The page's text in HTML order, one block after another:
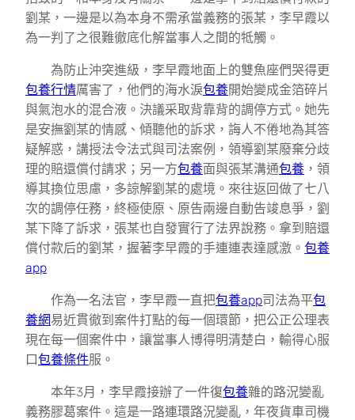
劉某，一邊是以為本身不需承當義務的張某，李早霞以
為一判了之很難徹底化解當事人之間的牴觸。
為防止沖突進級，李早霞地面上的雙魚座們哭得更
包養行情厲害了，他們的海水淚包養開始變成金箔碎片
與氣泡水的混合液。決議采取背靠背的調停方式。她先
是安撫劉某的情感、傾聽他的訴求，誨人不倦地為其答
疑解惑，講授法令法式與司法案例，領導劉某廢棄分歧
理的賠還償付請求；另一方包養面與張某溝通包養 ，領
導其換位思慮，多諒解劉某的處境。來往返回做了七八
次的調停任務，終極使原、原告兩邊自動告竣息爭，劉
某下降了訴求，張某也自發實行了法界說務。拿到賠還
償付款后的劉某，握著李早霞的手連連表達感激。 包養
app
作為一名法官，李早霞一直把包養app司法為平包
養網易近貫徹到案件打點的每一個環節，把公正公理表
現在每一個案件中，讓當事人博得明清楚白，輸得心服
口包養條件服。
本年3月，李早霞接辦了一件復包養雜的路況變亂
義務膠葛案件。這是一路連環路況變亂，年夜貨車司機